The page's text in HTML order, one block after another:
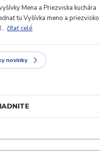
Mena a Priezviska kuchára
tu Vyšívka meno a priezvisko
čítať celé
novinky